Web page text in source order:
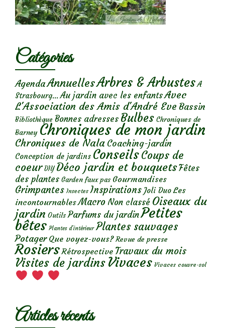
Catégories
AgendaAnnuellesArbres & Arbustes A
Strasbourg... Au jardin avec les enfantsAvec
L'Association des Amis d'André Eve Bassin
Bibliothèque Bonnes adresses Bulbes Chroniques de
Barney Chroniques de mon jardin
Chroniques de Nala Coaching-jardin
Conception de jardins ConseilsCoups de
coeur DIY Déco jardin et bouquetsFêtes
des plantes Garden faux pas Gourmandises
Grimpantes Insectes Inspirations Joli Duo Les
incontournables Macro Non classé Oiseaux du
jardin Outils Parfums du jardinPetites
bêtes Plantes d’intérieur Plantes sauvages
Potager Que voyez-vous? Revue de presse
Rosiers Rétrospective Travaux du mois
Visites de jardins Vivaces Vivaces couvre-sol
Articles récents